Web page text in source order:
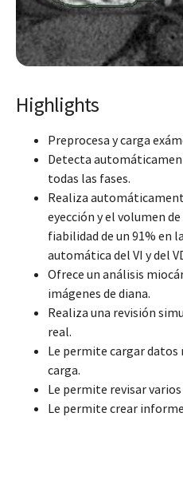
Highlights
Preprocesa y carga
Detecta
todas las fases.
Realiza
eyección y el volumen
fiabilidad de un 91% en
automática del VI y del
Ofrece un análisis
imágenes de diana.
Realiza una revisión
real.
Le permite cargar
carga.
Le permite revisar
Le permite crear